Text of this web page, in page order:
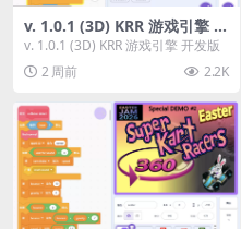
v. 1.0.1 (3D) KRR 游戏引擎 开
发版
v. 1.0.1 (3D) KRR 游戏引擎 开发版
2 周前
2.2K